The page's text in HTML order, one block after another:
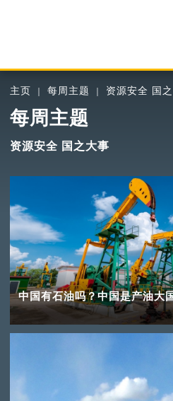
主页 每周主题 资源安全 国
每周主题
资源安全 国之大事
中国有石油吗？中国是产油大